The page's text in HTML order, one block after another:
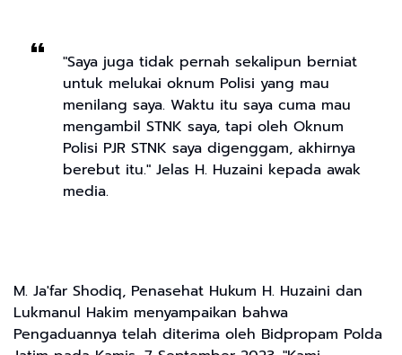
"Saya juga tidak pernah sekalipun berniat
untuk melukai oknum Polisi yang mau
menilang saya. Waktu itu saya cuma mau
mengambil STNK saya, tapi oleh Oknum
Polisi PJR STNK saya digenggam, akhirnya
berebut itu." Jelas H. Huzaini kepada awak
media.
M. Ja'far Shodiq, Penasehat Hukum H. Huzaini dan
Lukmanul Hakim menyampaikan bahwa
Pengaduannya telah diterima oleh Bidpropam Polda